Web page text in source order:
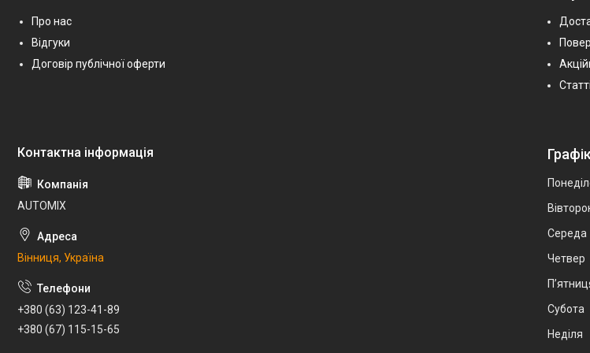
Про нас
Відгуки
Договір публічної оферти
Статті
AUTOMIX
Вінниця, Україна
+380 (63) 123-41-89
+380 (67) 115-15-65
Середа
Четвер
Субота
Неділя